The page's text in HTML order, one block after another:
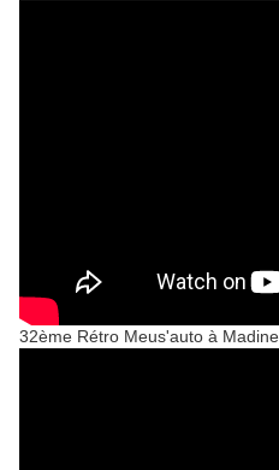
32ème Rétro Meus'auto à